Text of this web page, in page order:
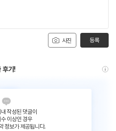
사진 등록
후기!
작성된 댓글이
이상인 경우
정보가 제공됩니다.